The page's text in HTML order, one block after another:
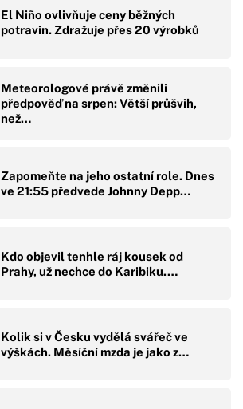
El Niño ovlivňuje ceny běžných
potravin. Zdražuje přes 20 výrobků
Meteorologové právě změnili
předpověď na srpen: Větší průšvih,
než…
Zapomeňte na jeho ostatní role. Dnes
ve 21:55 předvede Johnny Depp…
Kdo objevil tenhle ráj kousek od
Prahy, už nechce do Karibiku.…
Kolik si v Česku vydělá svářeč ve
výškách. Měsíční mzda je jako z…